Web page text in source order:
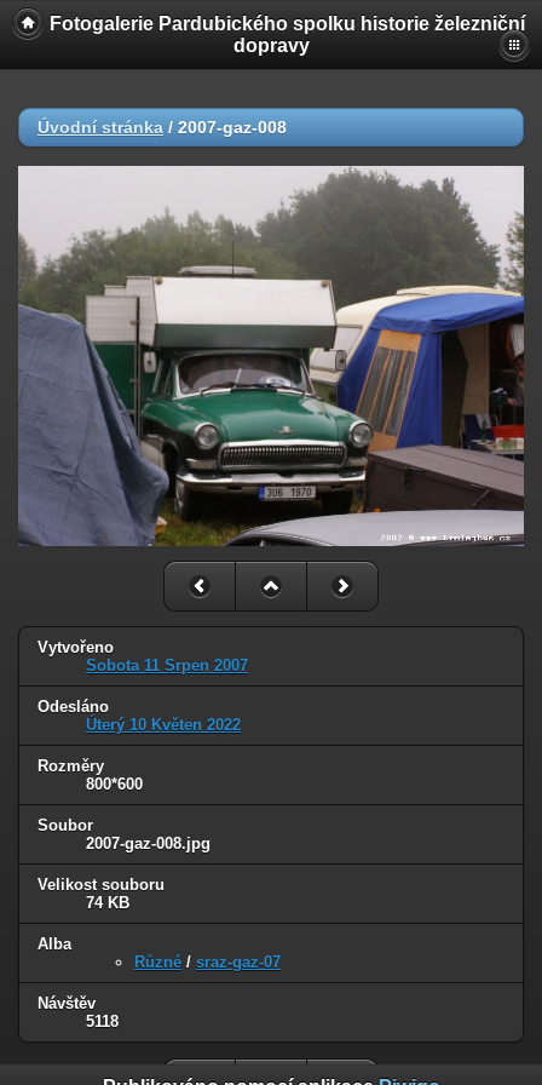
Fotogalerie Pardubického spolku historie železniční
dopravy
Úvodní stránka / 2007-gaz-008
Vytvořeno
Sobota 11 Srpen 2007
Odesláno
Úterý 10 Květen 2022
Rozměry
800*600
Soubor
2007-gaz-008.jpg
Velikost souboru
74 KB
Alba
Různé / sraz-gaz-07
Návštěv
5118